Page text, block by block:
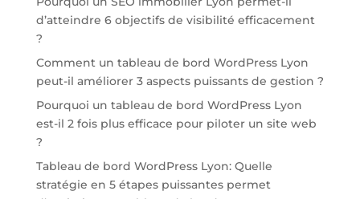
d’atteindre 6 objectifs de visibilité efficacement
?
Comment un tableau de bord WordPress Lyon
peut-il améliorer 3 aspects puissants de gestion ?
Pourquoi un tableau de bord WordPress Lyon
est-il 2 fois plus efficace pour piloter un site web
?
Tableau de bord WordPress Lyon: Quelle
stratégie en 5 étapes puissantes permet